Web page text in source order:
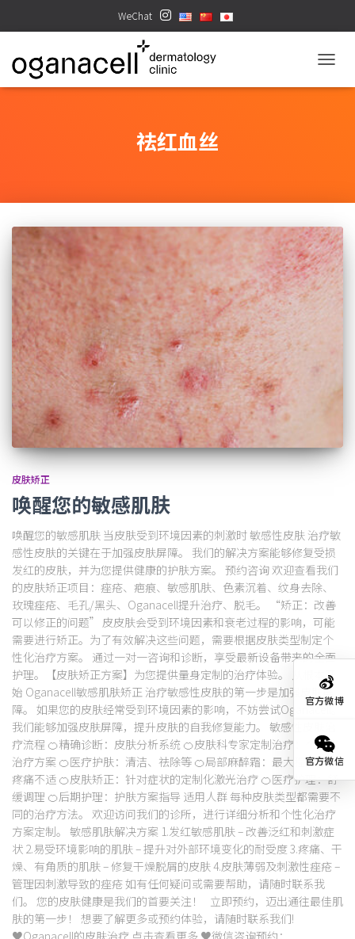
WeChat
祛红血丝
皮肤矫正
唤醒您的敏感肌肤
唤醒您的敏感肌肤 当皮肤受到环境因素的刺激时 敏感性皮肤 治疗敏
感性皮肤的关键在于加强皮肤屏障。 我们的解决方案能够修复受损
发红的皮肤，并为您提供健康的护肤方案。 预约咨询 欢迎查看我们
的皮肤矫正项目：痤疮、疤痕、敏感肌肤、色素沉着、纹身去除、
玫瑰痤疮、毛孔/黑头、Oganacell提升治疗、脱毛。 “矫正：改善
可以修正的问题” 皮皮肤会受到环境因素和衰老过程的影响，可能
需要进行矫正。为了有效解决这些问题，需要根据皮肤类型制定个
性化治疗方案。 通过一对一咨询和诊断，享受最新设备带来的全面
护理。【皮肤矫正方案】为您提供量身定制的治疗体验。 从根本开
始 Oganacell敏感肌肤矫正 治疗敏感性皮肤的第一步是加强皮肤屏
障。 如果您的皮肤经常受到环境因素的影响，不妨尝试Oganacell。
我们能够加强皮肤屏障，提升皮肤的自我修复能力。 敏感性皮肤治
疗流程 🍊精确诊断：皮肤分析系统 🍊皮肤科专家定制治疗：个性化
治疗方案 🍊医疗护肤：清洁、祛除等 🍊局部麻醉霜：最大程度减少
疼痛不适 🍊皮肤矫正：针对症状的定制化激光治疗 🍊医疗护理：舒
缓调理 🍊后期护理：护肤方案指导 适用人群 每种皮肤类型都需要不
同的治疗方法。 欢迎访问我们的诊所，进行详细分析和个性化治疗
方案定制。 敏感肌肤解决方案 1.发红敏感肌肤 – 改善泛红和刺激症
状 2.易受环境影响的肌肤 – 提升对外部环境变化的耐受度 3.疼痛、干
燥、有角质的肌肤 – 修复干燥脱屑的皮肤 4.皮肤薄弱及刺激性痤疮 –
管理因刺激导致的痤疮 如有任何疑问或需要帮助，请随时联系我
们。 您的皮肤健康是我们的首要关注！ 立即预约，迈出通往最佳肌
肤的第一步！ 想要了解更多或预约体验，请随时联系我们!
♥Oganacell的皮肤治疗 点击查看更多 ♥微信咨询预约：
官方微博
官方微信